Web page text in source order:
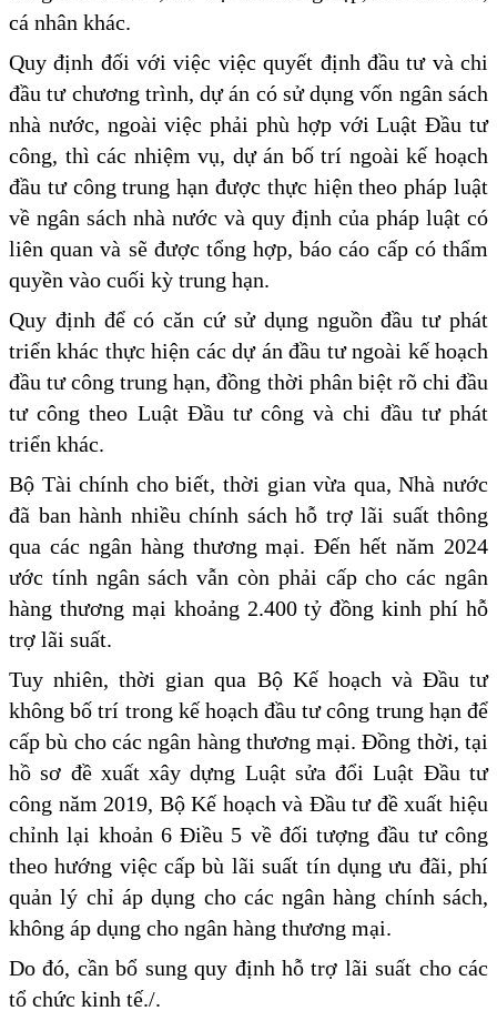
cá nhân khác.
Quy định đối với việc việc quyết định đầu tư và chi
đầu tư chương trình, dự án có sử dụng vốn ngân sách
nhà nước, ngoài việc phải phù hợp với Luật Đầu tư
công, thì các nhiệm vụ, dự án bố trí ngoài kế hoạch
đầu tư công trung hạn được thực hiện theo pháp luật
về ngân sách nhà nước và quy định của pháp luật có
liên quan và sẽ được tổng hợp, báo cáo cấp có thẩm
quyền vào cuối kỳ trung hạn.
Quy định để có căn cứ sử dụng nguồn đầu tư phát
triển khác thực hiện các dự án đầu tư ngoài kế hoạch
đầu tư công trung hạn, đồng thời phân biệt rõ chi đầu
tư công theo Luật Đầu tư công và chi đầu tư phát
triển khác.
Bộ Tài chính cho biết, thời gian vừa qua, Nhà nước
đã ban hành nhiều chính sách hỗ trợ lãi suất thông
qua các ngân hàng thương mại. Đến hết năm 2024
ước tính ngân sách vẫn còn phải cấp cho các ngân
hàng thương mại khoảng 2.400 tỷ đồng kinh phí hỗ
trợ lãi suất.
Tuy nhiên, thời gian qua Bộ Kế hoạch và Đầu tư
không bố trí trong kế hoạch đầu tư công trung hạn để
cấp bù cho các ngân hàng thương mại. Đồng thời, tại
hồ sơ đề xuất xây dựng Luật sửa đổi Luật Đầu tư
công năm 2019, Bộ Kế hoạch và Đầu tư đề xuất hiệu
chỉnh lại khoản 6 Điều 5 về đối tượng đầu tư công
theo hướng việc cấp bù lãi suất tín dụng ưu đãi, phí
quản lý chỉ áp dụng cho các ngân hàng chính sách,
không áp dụng cho ngân hàng thương mại.
Do đó, cần bổ sung quy định hỗ trợ lãi suất cho các
tổ chức kinh tế./.